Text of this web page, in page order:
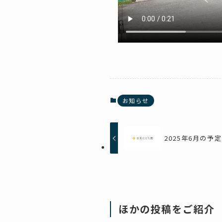
お知らせ
2025年6月の予定
ほかの投稿をご紹介